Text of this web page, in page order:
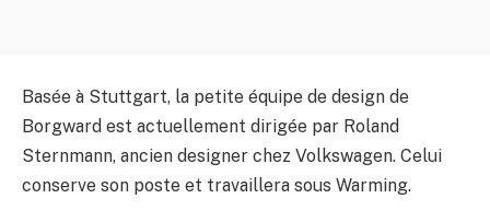
Basée à Stuttgart, la petite équipe de design de
Borgward est actuellement dirigée par Roland
Sternmann, ancien designer chez Volkswagen. Celui
conserve son poste et travaillera sous Warming.